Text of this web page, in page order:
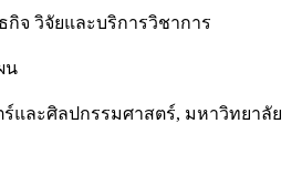
กิจ วิจัยและบริการวิชาการ
น
และศิลปกรรมศาสตร์, มหาวิทยาลัย